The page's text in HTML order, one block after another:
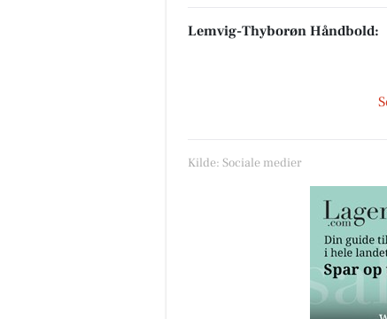
Lemvig-Thyborøn Håndbold:
Kilde: Sociale medier